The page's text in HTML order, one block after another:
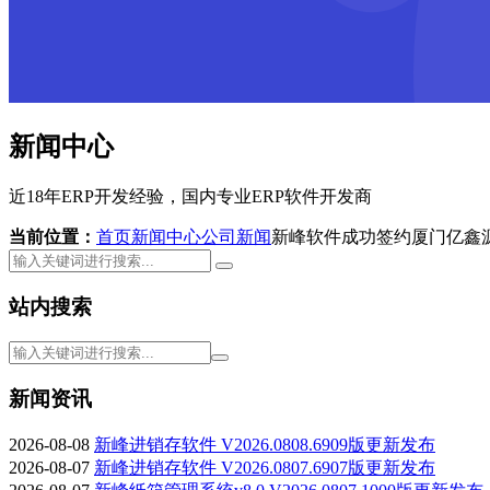
新闻中心
近18年ERP开发经验，国内专业ERP软件开发商
当前位置： 首页新闻中心公司新闻新峰软件成功签约厦门亿鑫
站内搜索
新闻资讯
2026-08-08 新峰进销存软件 V2026.0808.6909版更新发布
2026-08-07 新峰进销存软件 V2026.0807.6907版更新发布